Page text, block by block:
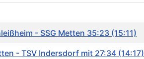
- SSG Metten 35:23 (15:11)
- TSV Indersdorf mit 27:34 (14:17)